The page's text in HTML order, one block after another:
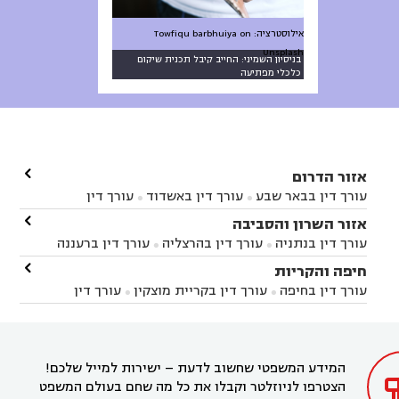
בניסיון השמיני: החייב קיבל תכנית שיקום
כלכלי מפתיעה
אילוסטרציה: Towfiqu barbhuiya on
Unsplash
אזור הדרום
עורך דין בבאר שבע  עורך דין באשדוד 
עורך דין
באשקלון
עורך דין בבאר טוביה עורך דין בגן יבנה
עורך דין בניר הבנים עורך דין בערד
זיקים
עורך דין בנתיבות עורך דין בקרית מלאכי

אזור השרון והסביבה
עורך דין בנתניה  עורך דין בהרצליה  עורך דין ברעננה
עורך דין בחדרה עורך דין בכפר סבא
עורך דין בהוד
השרון
עורך דין באבן יהודה
עורך דין בחריש עורך דין בקיסריה עורך דין בקדימה

חיפה והקריות
עורך דין בחיפה  עורך דין בקריית מוצקין 
עורך דין
בקרית מוצקין
עורך דין בקריית אתא
עורך דין

המידע המשפטי שחשוב לדעת – ישירות למייל שלכם!
הצטרפו לניוזלטר וקבלו את כל מה שחם בעולם המשפט